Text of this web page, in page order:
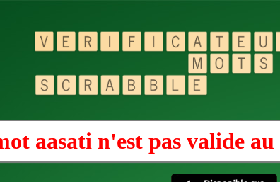
aasati n'est pas valide au